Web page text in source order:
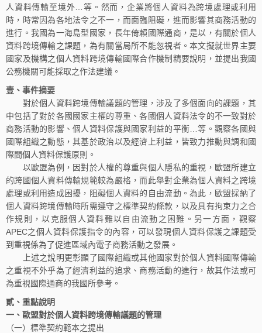
人資料傳輸至境外…等。然而，企業將個人資料為跨境處理或利用
時，時常因為各地法令之不一，而面臨阻礙，進而影響其商務活動的
進行。我國為一海島型國家，長年倚賴國際通商，是以，有關於個人
資料跨境傳輸之課題，為有關當局所不能忽視者。本文擬就世界主要
國家及機構之個人資料跨境傳輸國際合作機制精要說明，並提出我國
公務機關可能採取之作法建議。
壹、事件摘要
對於個人資料跨境傳輸議題的管理，涉及了多個面向的課題，其
中包括了對於各國國家主權的尊重、各國個人資料法令的不一致對於
商務活動的影響、個人資料保護與國家利益的平衡…等。觀察各國與
國際組織之動態，其基於政治以及經濟上利益，皆致力推動與調和國
際間個人資料保護原則。
以歐盟為例，因對於人權的尊重與個人隱私的重視，歐盟所建立
的跨國個人資料傳輸規範較為嚴格，而此舉對企業為個人資料之跨境
處理或利用造成困擾，阻礙個人資料的自由流動。為此，歐盟採納了
個人資料跨境傳輸時所需遵守之標準契約條款，以及具有拘束力之合
作規則，以克服個人資料難以自由流動之困難。另一方面，觀察
APEC之個人資料保護指令的內容，可以發現個人資料保護之課題受
到重視係為了促進區域內電子商務活動之發展。
上述之說明更彰顯了國際組織或其他國家對於個人資料國際傳輸
之重視不外乎為了經濟利益的追求、商務活動的進行，故其作法或可
為重視國際通商的我國所參考。
貳、重點說明
一、歐盟對於個人資料跨境傳輸議題的管理
（一）標準契約範本之提出